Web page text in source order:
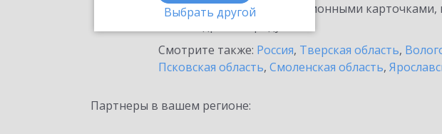
Выбрать другой
Ознакомьтесь с информационными
Смотрите также: Россия, Тверская область,
Псковская область, Смоленская область,
Партнеры в вашем регионе: